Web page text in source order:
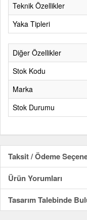
Teknik Özellikler
Yaka Tipleri
Diğer Özellikler
Stok Kodu
Marka
Stok Durumu
Taksit / Ödeme
Ürün Yorumları
Tasarım Talebinde